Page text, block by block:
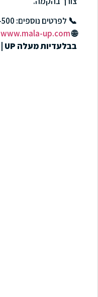
📞 לפרטים נוספים: 0559-500-500
🌐
www.mala-up.com
בבלעדיות מעלה UP | דיסקרטיות מלאה